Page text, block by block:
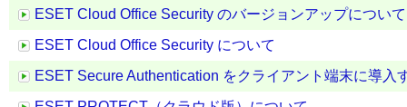
ESET Cloud Office Security のバージョンアップについて
ESET Cloud Office Security について
ESET Secure Authentication をクライアント端末に導入